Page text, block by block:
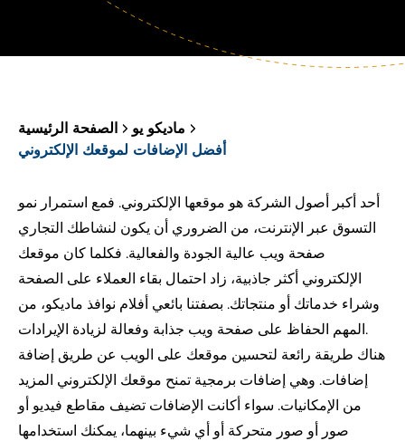
الصفحة الرئيسية
ماديكو يو
أفضل الإضافات لموقعك الإلكتروني
أحد أكبر أصول الشركة هو موقعها الإلكتروني. فمع استمرار نمو
التسوق عبر الإنترنت، من الضروري أن يكون لنشاطك التجاري
صفحة ويب عالية الجودة والفعالية. فكلما كان موقعك
الإلكتروني أكثر جاذبية، زاد احتمال بقاء العملاء على الصفحة
وشراء خدماتك أو منتجاتك. بصفتنا بائعي أفلام نوافذ ماديكو، من
المهم الحفاظ على صفحة ويب جذابة وفعالة لزيادة الإيرادات.
هناك طريقة رائعة لتحسين موقعك على الويب عن طريق إضافة
إضافات. وهي إضافات برمجية تمنح موقعك الإلكتروني المزيد
من الإمكانيات. سواء أكانت الإضافات تضيف مقاطع فيديو أو
صور أو صور متحركة أو أي شيء بينهما، يمكنك استخدامها